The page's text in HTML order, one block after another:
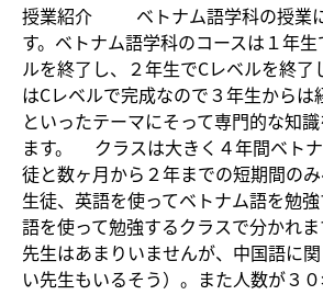
授業紹介 ベトナム語学科の授業
す。ベトナム語学科のコースは１年
ルを終了し、２年生でCレベルを終了
はCレベルで完成なので３年生からは
といったテーマにそって専門的な知
ます。 クラスは大きく４年間ベト
徒と数ヶ月から２年までの短期間の
生徒、英語を使ってベトナム語を勉
語を使って勉強するクラスで分かれ
先生はあまりいませんが、中国語に
い先生もいるそう）。また人数が３